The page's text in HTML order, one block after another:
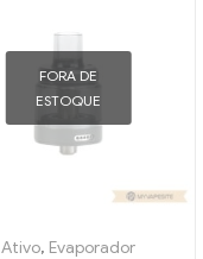
FORA DE
ESTOQUE
Ativo, Evaporador